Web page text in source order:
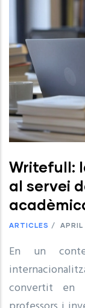
Writefull:
al servei
ARTICLES /
En un
convertit en